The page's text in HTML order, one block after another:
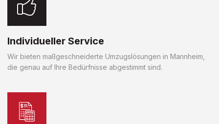
Individueller Service
Wir bieten maßgeschneiderte Umzugslösungen in Mannheim,
die genau auf Ihre Bedürfnisse abgestimmt sind.